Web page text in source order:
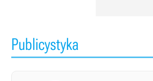
Publicystyka